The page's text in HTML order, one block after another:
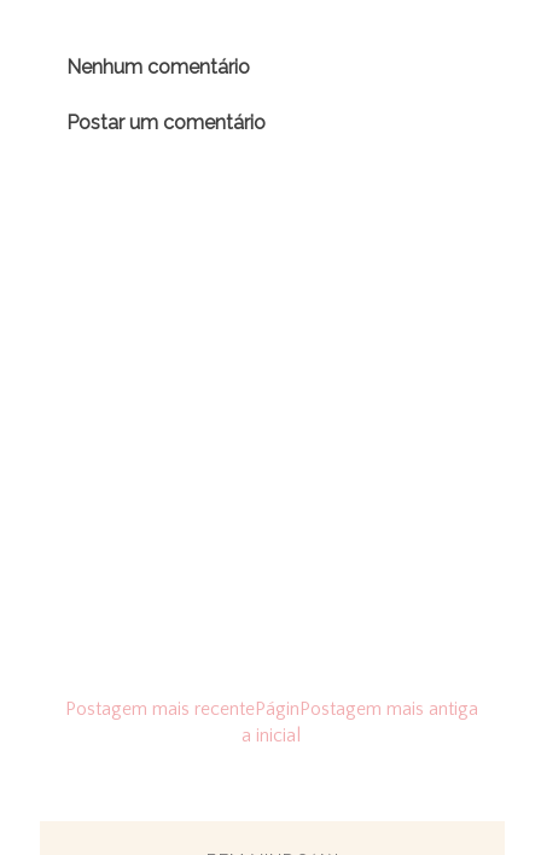
Nenhum comentário
Postar um comentário
Postagem mais recente Postagem mais antiga
Págin
a inicial